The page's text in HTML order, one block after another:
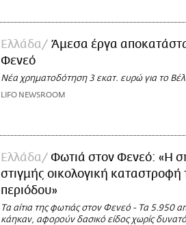
Ελλάδα
Άμεσα έργα
Φενεό
Νέα χρηματοδότηση 3 εκατ. ευρώ για το
LIFO NEWSROOM
Ελλάδα
Φωτιά στον Φενεό: «Η
στιγμής οικολογική καταστροφή
περιόδου»
Τα αίτια της φωτιάς στον Φενεό - Τα 5.950
κάηκαν, αφορούν δασικό είδος χωρίς